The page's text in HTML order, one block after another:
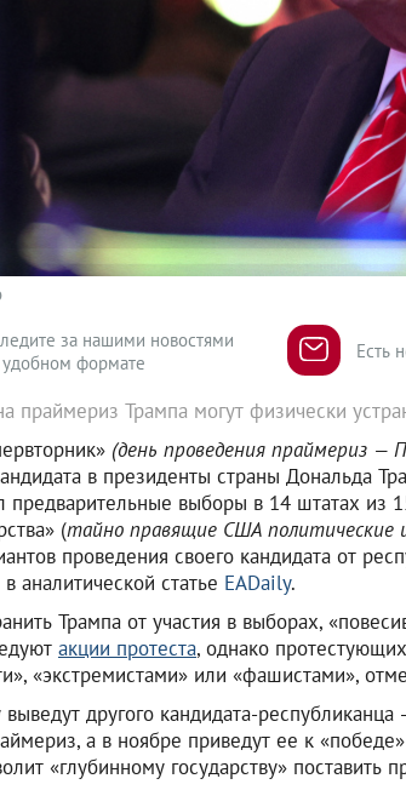
за нашими новостями
удобном формате
Есть
праймериз Трампа могут физически
(день проведения праймериз —
в президенты страны Дональда
выборы в 14 штатах из
(тайно правящие США политические
проведения своего кандидата от
аналитической статье EADaily.
Трампа от участия в выборах,
акции протеста, однако
«экстремистами» или «фашистами»,
другого кандидата-
а в ноябре приведут ее к
«глубинному государству» поставить